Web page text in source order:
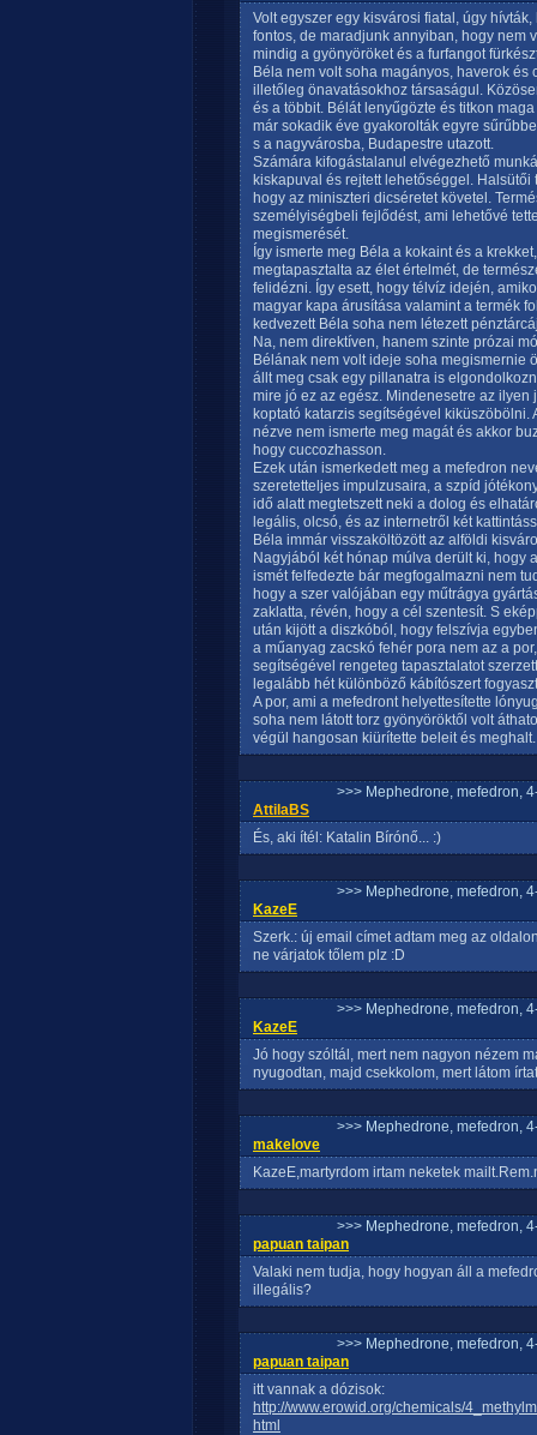
Volt egyszer egy kisvárosi fiatal, úgy
fontos, de maradjunk annyiban, hogy nem
mindig a gyönyöröket és a furfangot
Béla nem volt soha magányos, haverok
illetőleg önavatásokhoz társaságul.
és a többit. Bélát lenyűgözte és titkon
már sokadik éve gyakorolták egyre
s a nagyvárosba, Budapestre utazott.
Számára kifogástalanul elvégezhető
kiskapuval és rejtett lehetőséggel.
hogy az miniszteri dicséretet követel.
személyiségbeli fejlődést, ami lehetővé
megismerését.
Így ismerte meg Béla a kokaint és a
megtapasztalta az élet értelmét, de
felidézni. Így esett, hogy télvíz idején,
magyar kapa árusítása valamint a termék
kedvezett Béla soha nem létezett
Na, nem direktíven, hanem szinte prózai
Bélának nem volt ideje soha megismernie
állt meg csak egy pillanatra is
mire jó ez az egész. Mindenesetre az
koptató katarzis segítségével
nézve nem ismerte meg magát és akkor
hogy cuccozhasson.
Ezek után ismerkedett meg a mefedron
szeretetteljes impulzusaira, a szpíd
idő alatt megtetszett neki a dolog és
legális, olcsó, és az internetről két
Béla immár visszaköltözött az alföldi
Nagyjából két hónap múlva derült ki, hogy
ismét felfedezte bár megfogalmazni nem
hogy a szer valójában egy műtrágya
zaklatta, révén, hogy a cél szentesít. S
után kijött a diszkóból, hogy felszívja
a műanyag zacskó fehér pora nem az a
segítségével rengeteg tapasztalatot
legalább hét különböző kábítószert
A por, ami a mefedront helyettesítette
soha nem látott torz gyönyöröktől volt
végül hangosan kiürítette beleit és meghalt.
>>> Mephedrone, mefedron,
AttilaBS
És, aki ítél: Katalin Bírónő... :)
>>> Mephedrone, mefedron,
KazeE
Szerk.: új email címet adtam meg az
ne várjatok tőlem plz :D
>>> Mephedrone, mefedron,
KazeE
Jó hogy szóltál, mert nem nagyon nézem
nyugodtan, majd csekkolom, mert látom
>>> Mephedrone, mefedron,
makelove
KazeE,martyrdom irtam neketek
>>> Mephedrone, mefedron,
papuan taipan
Valaki nem tudja, hogy hogyan áll a
illegális?
>>> Mephedrone, mefedron,
papuan taipan
itt vannak a dózisok:
http://www.erowid.org/chemicals/
html